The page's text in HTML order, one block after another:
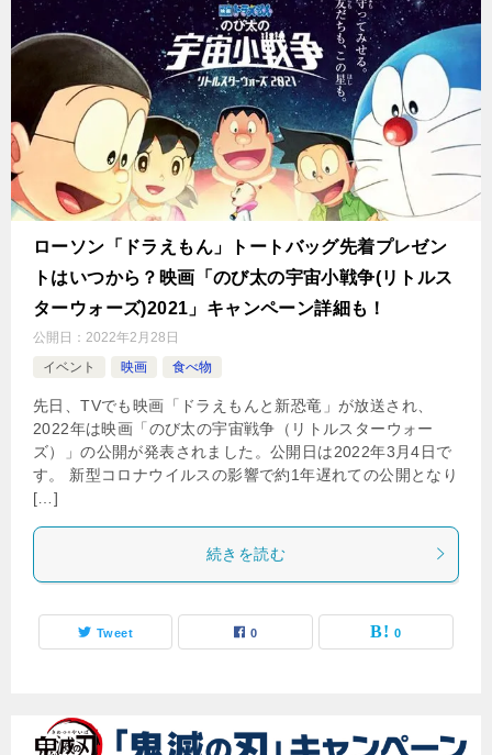
ローソン「ドラえもん」トートバッグ先着プレゼン
トはいつから？映画「のび太の宇宙小戦争(リトルス
ターウォーズ)2021」キャンペーン詳細も！
公開日： 2022年2月28日
イベント
映画 食べ物
先日、TVでも映画「ドラえもんと新恐竜」が放送され、
2022年は映画「のび太の宇宙戦争（リトルスターウォー
ズ）」の公開が発表されました。公開日は2022年3月4日で
す。 新型コロナウイルスの影響で約1年遅れての公開となり
[…]
続きを読む
Tweet 0 0